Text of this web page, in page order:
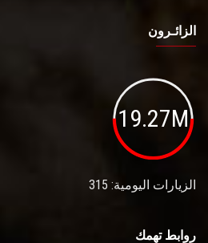
الزائـرون
19.27M
الزيارات اليومية: 315
روابط تهمك